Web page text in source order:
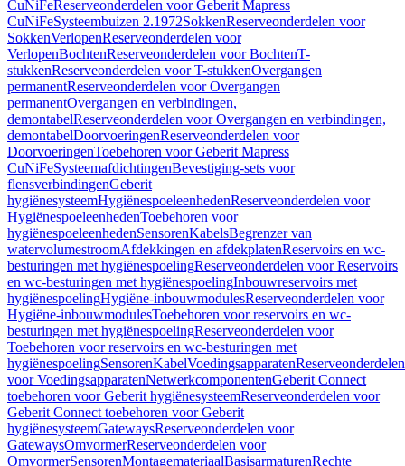
CuNiFeReserveonderdelen voor Geberit Mapress
CuNiFeSysteembuizen 2.1972SokkenReserveonderdelen voor
SokkenVerlopenReserveonderdelen voor
VerlopenBochtenReserveonderdelen voor BochtenT-
stukkenReserveonderdelen voor T-stukkenOvergangen
permanentReserveonderdelen voor Overgangen
permanentOvergangen en verbindingen,
demontabelReserveonderdelen voor Overgangen en verbindingen,
demontabelDoorvoeringenReserveonderdelen voor
DoorvoeringenToebehoren voor Geberit Mapress
CuNiFeSysteemafdichtingenBevestiging-sets voor
flensverbindingenGeberit
hygiënesysteemHygiënespoeleenhedenReserveonderdelen voor
HygiënespoeleenhedenToebehoren voor
hygiënespoeleenhedenSensorenKabelsBegrenzer van
watervolumestroomAfdekkingen en afdekplatenReservoirs en wc-
besturingen met hygiënespoelingReserveonderdelen voor Reservoirs
en wc-besturingen met hygiënespoelingInbouwreservoirs met
hygiënespoelingHygiëne-inbouwmodulesReserveonderdelen voor
Hygiëne-inbouwmodulesToebehoren voor reservoirs en wc-
besturingen met hygiënespoelingReserveonderdelen voor
Toebehoren voor reservoirs en wc-besturingen met
hygiënespoelingSensorenKabelVoedingsapparatenReserveonderdelen
voor VoedingsapparatenNetwerkcomponentenGeberit Connect
toebehoren voor Geberit hygiënesysteemReserveonderdelen voor
Geberit Connect toebehoren voor Geberit
hygiënesysteemGatewaysReserveonderdelen voor
GatewaysOmvormerReserveonderdelen voor
OmvormerSensorenMontagemateriaalBasisarmaturenRechte